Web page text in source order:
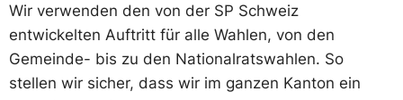
Wir verwenden den von der SP Schweiz
entwickelten Auftritt für alle Wahlen, von den
Gemeinde- bis zu den Nationalratswahlen. So
stellen wir sicher, dass wir im ganzen Kanton ein